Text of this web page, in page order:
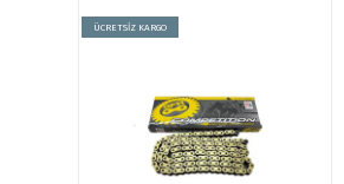
ÜCRETSİZ KARGO